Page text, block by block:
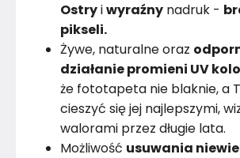
Ostryiwyraźny nadruk -
pikseli.
Żywe, naturalne oraz
działanie promieni UV
że fototapeta nie blaknie, a
cieszyć się jej najlepszymi,
walorami przez długie lata.
Możliwość usuwania